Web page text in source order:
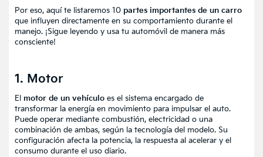
Por eso, aquí te listaremos 10 partes importantes de un carro
que influyen directamente en su comportamiento durante el
manejo. ¡Sigue leyendo y usa tu automóvil de manera más
consciente!
1. Motor
El motor de un vehículo es el sistema encargado de
transformar la energía en movimiento para impulsar el auto.
Puede operar mediante combustión, electricidad o una
combinación de ambas, según la tecnología del modelo. Su
configuración afecta la potencia, la respuesta al acelerar y el
consumo durante el uso diario.